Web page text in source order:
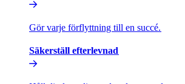
Gör varje förflyttning till en succé.​​
Säkerställ efterlevnad​​